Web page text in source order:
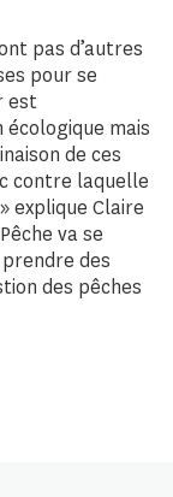
pas d’autres
pour se
est
mais
de ces
contre laquelle
explique Claire
va se
des
des pêches